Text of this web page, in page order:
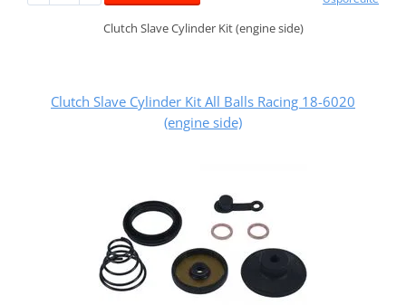
Clutch Slave Cylinder Kit (engine side)
Clutch Slave Cylinder Kit All Balls Racing 18-6020
(engine side)